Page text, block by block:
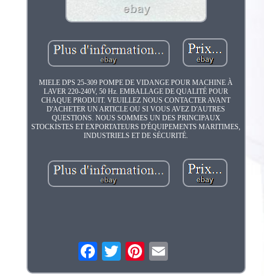
MIELE DPS 25-309 POMPE DE VIDANGE POUR MACHINE À
LAVER 220-240V, 50 Hz. EMBALLAGE DE QUALITÉ POUR
CHAQUE PRODUIT. VEUILLEZ NOUS CONTACTER AVANT
D'ACHETER UN ARTICLE OU SI VOUS AVEZ D'AUTRES
QUESTIONS. NOUS SOMMES UN DES PRINCIPAUX
STOCKISTES ET EXPORTATEURS D'ÉQUIPEMENTS MARITIMES,
INDUSTRIELS ET DE SÉCURITÉ.